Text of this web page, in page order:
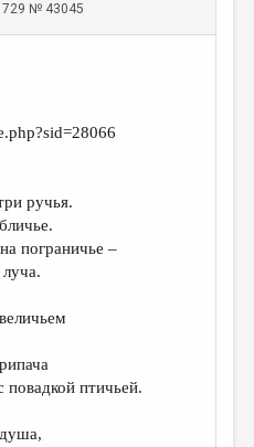
729 № 43045
ручья.
пограничье –
птичьей.